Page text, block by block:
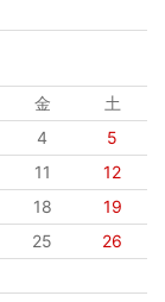
金
土
4
5
11
12
18
19
25
26